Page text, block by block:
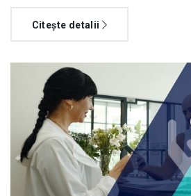
Citește detalii